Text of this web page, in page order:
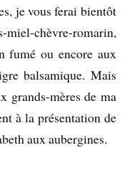
je vous ferai bientôt
chèvre-romarin,
fumé ou encore aux
balsamique. Mais
grands-mères de ma
à la présentation de
aux aubergines.